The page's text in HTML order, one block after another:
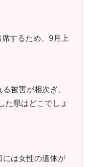
するため、9月上
被害が相次ぎ、
た県はどこでしょ
には女性の遺体が